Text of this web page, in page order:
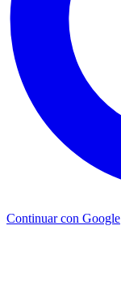
Continuar con Google